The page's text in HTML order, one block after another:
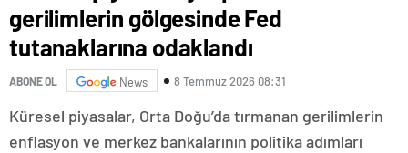
gerilimlerin gölgesinde Fed
tutanaklarına odaklandı
ABONE OL News 8 Temmuz 2026 08:31
Küresel piyasalar, Orta Doğu’da tırmanan gerilimlerin
enflasyon ve merkez bankalarının politika adımları